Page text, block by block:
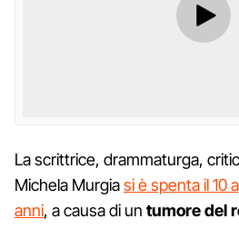
La scrittrice, drammaturga,
Michela Murgiasi è spenta il 10
anni, a causa di un tumore del